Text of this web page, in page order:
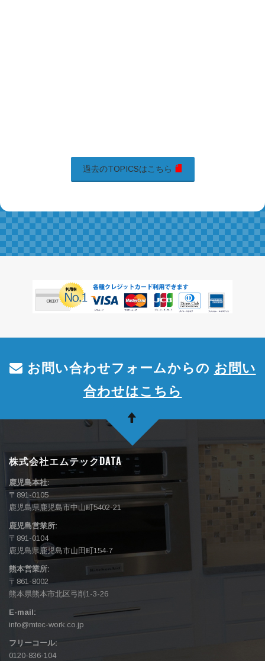
過去のTOPICSはこちら
お問い合わせフォームからの お問い
合わせはこちら
株式会社エムテックDATA
鹿児島本社:
〒891-0105
鹿児島県鹿児島市中山町5402-21
鹿児島営業所:
〒891-0104
鹿児島県鹿児島市山田町154-7
熊本営業所:
〒861-8002
熊本県熊本市北区弓削1-3-26
E-mail:
info@mtec-work.co.jp
フリーコール:
0120-836-104